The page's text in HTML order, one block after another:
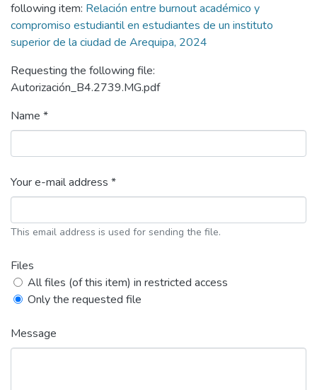
following item: Relación entre burnout académico y
compromiso estudiantil en estudiantes de un instituto
superior de la ciudad de Arequipa, 2024
Requesting the following file:
Autorización_B4.2739.MG.pdf
Name *
Your e-mail address *
This email address is used for sending the file.
Files
All files (of this item) in restricted access
Only the requested file
Message